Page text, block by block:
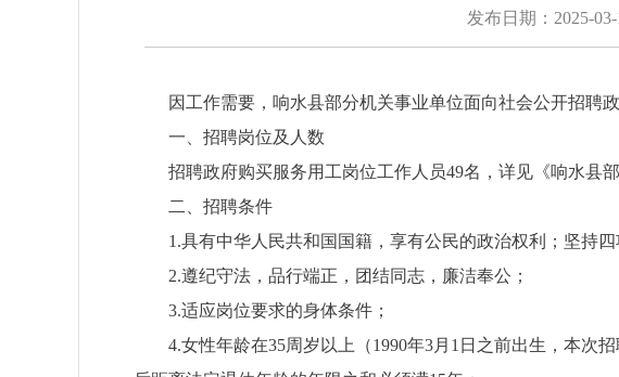
发布日期：2025-03-
因工作需要，响水县部分机关事业单位面向社会公开招聘
一、招聘岗位及人数
招聘政府购买服务用工岗位工作人员49名，详见《响水县
二、招聘条件
1 .具有中华人民共和国国籍，享有公民的政治权利；坚持
2.遵纪守法，品行端正，团结同志，廉洁奉公；
3.适应岗位要求的身体条件；
4.女性年龄在35周岁以上 （1990年3月 1 日之前出生，本次